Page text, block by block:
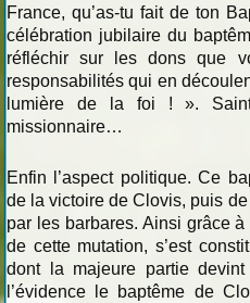
France, qu’as-tu fait de ton
célébration jubilaire du
réfléchir sur les dons que
responsabilités qui en
lumière de la foi ! ».
missionnaire…
Enfin l’aspect politique. Ce
de la victoire de Clovis, puis
par les barbares. Ainsi grâce
de cette mutation, s’est
dont la majeure partie
l’évidence le baptême de